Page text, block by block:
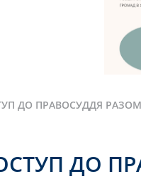
ДО ПРАВОСУДДЯ РАЗОМ
ДО